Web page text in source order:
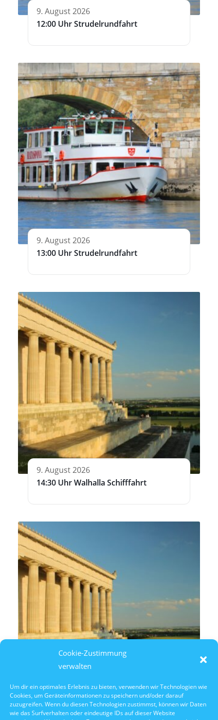
Cookie-Zustimmung
verwalten
Um dir ein optimales Erlebnis zu bieten, verwenden wir Technologien wie
Cookies, um Geräteinformationen zu speichern und/oder darauf
zuzugreifen. Wenn du diesen Technologien zustimmst, können wir Daten
wie das Surfverhalten oder eindeutige IDs auf dieser Website
9. August 2026
12:00 Uhr Strudelrundfahrt
9. August 2026
13:00 Uhr Strudelrundfahrt
9. August 2026
14:30 Uhr Walhalla Schifffahrt
10. Oktober 2026
10:30 Uhr Walhalla Schifffahrt